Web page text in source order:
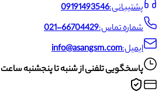
پشتیبانی:09191493546
شماره تماس:021-66704429
ایمیل:info@asangsm.com
پاسخگویی تلفنی از شنبه تا پنجشنبه ساعت ۱۰ الی ۱۹